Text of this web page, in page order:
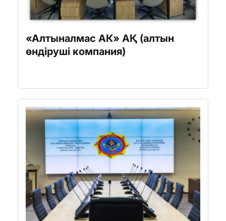
«Алтыналмас АК» АҚ (алтын
өндіруші компания)